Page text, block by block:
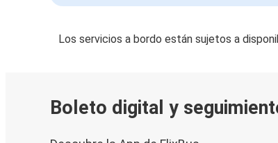
Los servicios a bordo están sujetos a
Boleto digital y